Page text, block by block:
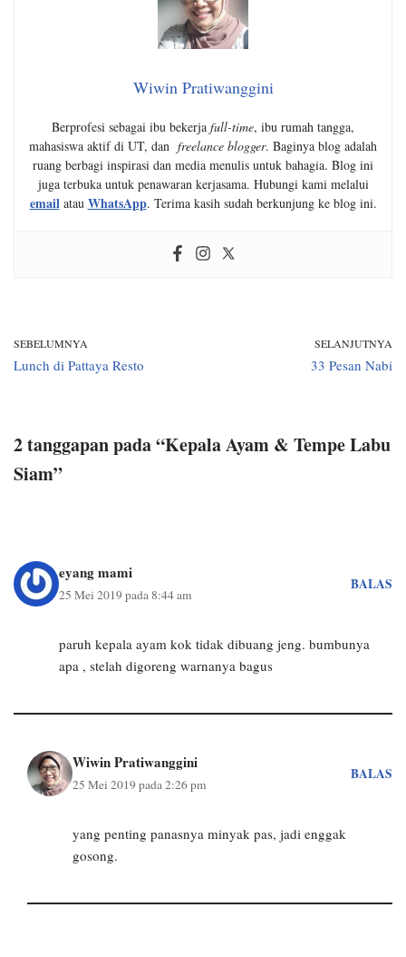
Wiwin Pratiwanggini
Berprofesi sebagai ibu bekerja full-time, ibu rumah tangga,
mahasiswa aktif di UT, dan freelance blogger. Baginya blog adalah
ruang berbagi inspirasi dan media menulis untuk bahagia. Blog ini
juga terbuka untuk penawaran kerjasama. Hubungi kami melalui
emailatau WhatsApp. Terima kasih sudah berkunjung ke blog ini.
SEBELUMNYA
Lunch di Pattaya Resto
SELANJUTNYA
33 Pesan Nabi
2 tanggapan pada “Kepala Ayam & Tempe Labu
Siam”
eyang mami
25 Mei 2019 pada 8:44 am
BALAS
paruh kepala ayam kok tidak dibuang jeng. bumbunya
apa , stelah digoreng warnanya bagus
Wiwin Pratiwanggini
25 Mei 2019 pada 2:26 pm
BALAS
yang penting panasnya minyak pas, jadi enggak
gosong.